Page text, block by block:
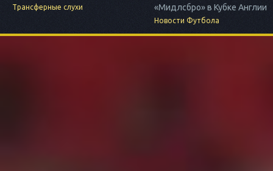
Трансферные слухи
«Мидлсбро» в Кубке Англии
Новости Футбола